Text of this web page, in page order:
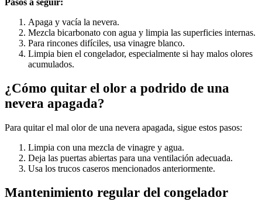
Apaga y vacía la nevera.
Mezcla bicarbonato con agua y limpia las superficies internas.
Para rincones difíciles, usa vinagre blanco.
Limpia bien el congelador, especialmente si hay malos olores
acumulados.
¿Cómo quitar el olor a podrido de una
nevera apagada?
Para quitar el mal olor de una nevera apagada, sigue estos pasos:
Limpia con una mezcla de vinagre y agua.
Deja las puertas abiertas para una ventilación adecuada.
Usa los trucos caseros mencionados anteriormente.
Mantenimiento regular del congelador